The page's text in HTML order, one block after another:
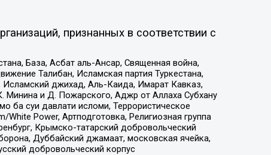
признанных в соответствии с
База, Асбат аль-Ансар, Священная война,
Талибан, Исламская партия Туркестана,
джихад, Аль-Каида, Имарат Кавказ,
и Д. Пожарского, Аджр от Аллаха Субхану
ба суи давлати исломи, Террористическое
Power, Артподготовка, Религиозная группа
Крымско-татарский добровольческий
Дуббайский джамаат, московская ячейка,
добровольческий корпус